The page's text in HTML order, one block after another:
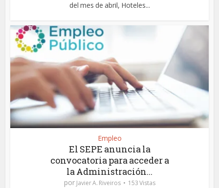
del mes de abril, Hoteles...
Empleo
El SEPE anuncia la
convocatoria para acceder a
la Administración...
por Javier A. Riveiros 153 Vistas